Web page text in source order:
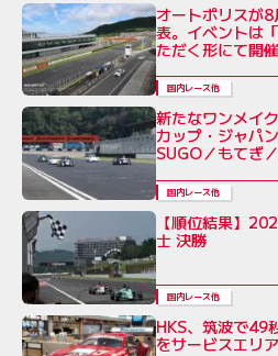
オートポリスが
表。イベントは
ただく形にて開催
国内レース他
新たなワンメイ
カップ・ジャパ
SUGO／もてぎ
国内レース他
【順位結果】
士 決勝
国内レース他
HKS、筑波で49
をサービスエリ